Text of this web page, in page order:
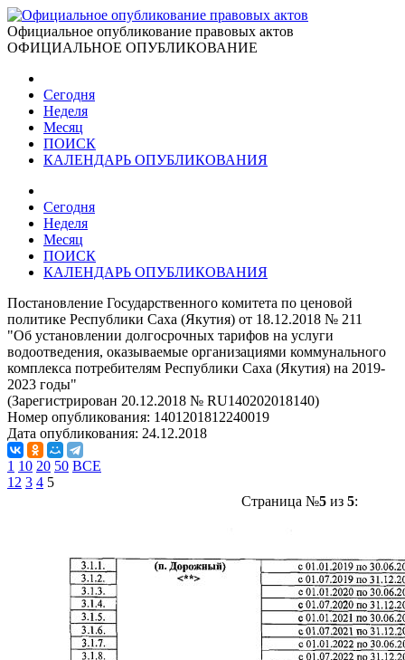
Официальное опубликование правовых актов
ОФИЦИАЛЬНОЕ ОПУБЛИКОВАНИЕ
Сегодня
Неделя
Месяц
ПОИСК
КАЛЕНДАРЬ ОПУБЛИКОВАНИЯ
Сегодня
Неделя
Месяц
ПОИСК
КАЛЕНДАРЬ ОПУБЛИКОВАНИЯ
Постановление Государственного комитета по ценовой
политике Республики Саха (Якутия) от 18.12.2018 № 211
"Об установлении долгосрочных тарифов на услуги
водоотведения, оказываемые организациями коммунального
комплекса потребителям Республики Саха (Якутия) на 2019-
2023 годы"
(Зарегистрирован 20.12.2018 № RU140202018140)
Номер опубликования: 1401201812240019
Дата опубликования: 24.12.2018
1 10 20 50 ВСЕ
1 2 3 4 5
Страница №5из 5: